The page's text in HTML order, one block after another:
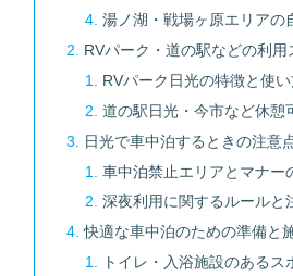
湯ノ湖・戦場ヶ原エリアの
RVパーク・道の駅などの利用
RVパーク日光の特徴と使
道の駅日光・今市など休憩
日光で車中泊するときの注意
車中泊禁止エリアとマナー
深夜利用に関するルールと
快適な車中泊のための準備と
トイレ・入浴施設のあるス